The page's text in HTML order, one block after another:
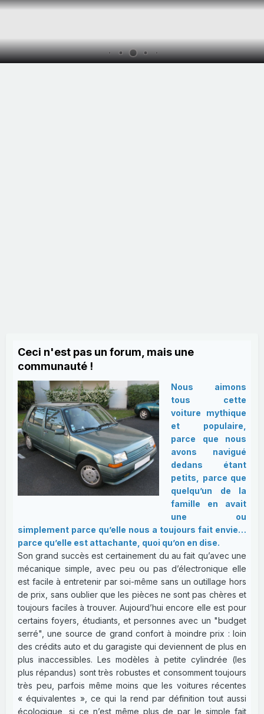
Ceci n'est pas un forum, mais une
communauté !
Nous aimons
tous cette
voiture mythique
et populaire,
parce que nous
avons navigué
dedans étant
petits, parce que
quelqu’un de la
famille en avait
une ou
simplement parce qu’elle nous a toujours fait envie…
parce qu’elle est attachante, quoi qu’on en dise.
Son grand succès est certainement du au fait qu’avec une
mécanique simple, avec peu ou pas d’électronique elle
est facile à entretenir par soi-même sans un outillage hors
de prix, sans oublier que les pièces ne sont pas chères et
toujours faciles à trouver. Aujourd’hui encore elle est pour
certains foyers, étudiants, et personnes avec un "budget
serré", une source de grand confort à moindre prix : loin
des crédits auto et du garagiste qui deviennent de plus en
plus inaccessibles. Les modèles à petite cylindrée (les
plus répandus) sont très robustes et consomment toujours
très peu, parfois même moins que les voitures récentes
« équivalentes », ce qui la rend par définition tout aussi
écologique, si ce n’est même plus de par le simple fait